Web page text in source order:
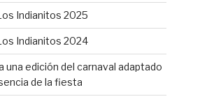
Indianitos 2025
Indianitos 2024
una edición del carnaval adaptado
de la fiesta